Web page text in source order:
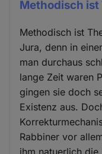
Methodisch
Methodisch ist
Jura, denn in
man durchaus
lange Zeit waren
gingen sie doch
Existenz aus.
Rabbiner vor
ihm natuerlich